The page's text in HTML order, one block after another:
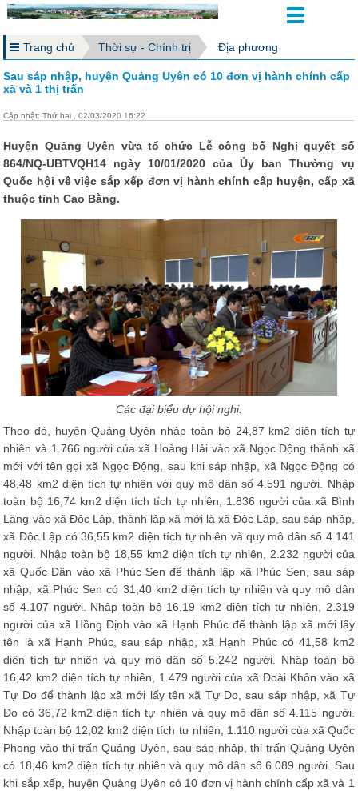
Trang chủ Thời sự - Chính trị Địa phương
Sau sáp nhập, huyện Quảng Uyên có 10 đơn vị hành chính cấp
xã và 1 thị trấn
Cập nhật: Thứ hai , 02/03/2020 16:22
Huyện Quảng Uyên vừa tổ chức Lễ công bố Nghị quyết số
864/NQ-UBTVQH14 ngày 10/01/2020 của Ủy ban Thường vụ
Quốc hội về việc sắp xếp đơn vị hành chính cấp huyện, cấp xã
thuộc tỉnh Cao Bằng.
Các đại biểu dự hội nghị.
Theo đó, huyện Quảng Uyên nhập toàn bộ 24,87 km2 diện tích tự
nhiên và 1.766 người của xã Hoàng Hải vào xã Ngọc Động thành xã
mới với tên gọi xã Ngọc Động, sau khi sáp nhập, xã Ngọc Động có
48,48 km2 diện tích tự nhiên với quy mô dân số 4.591 người. Nhập
toàn bộ 16,74 km2 diện tích tích tự nhiên, 1.836 người của xã Bình
Lăng vào xã Độc Lập, thành lập xã mới là xã Độc Lập, sau sáp nhập,
xã Độc Lập có 36,55 km2 diện tích tự nhiên và quy mô dân số 4.141
người. Nhập toàn bộ 18,55 km2 diện tích tự nhiên, 2.232 người của
xã Quốc Dân vào xã Phúc Sen để thành lập xã Phúc Sen, sau sáp
nhập, xã Phúc Sen có 31,40 km2 diện tích tự nhiên và quy mô dân
số 4.107 người. Nhập toàn bộ 16,19 km2 diện tích tự nhiên, 2.319
người của xã Hồng Định vào xã Hạnh Phúc để thành lập xã mới lấy
tên là xã Hạnh Phúc, sau sáp nhập, xã Hạnh Phúc có 41,58 km2
diện tích tự nhiên và quy mô dân số 5.242 người. Nhập toàn bộ
16,42 km2 diện tích tự nhiên, 1.479 người của xã Đoài Khôn vào xã
Tự Do để thành lập xã mới lấy tên xã Tự Do, sau sáp nhập, xã Tự
Do có 36,72 km2 diện tích tự nhiên và quy mô dân số 4.115 người.
Nhập toàn bộ 12,02 km2 diện tích tự nhiên, 1.110 người của xã Quốc
Phong vào thị trấn Quảng Uyên, sau sáp nhập, thị trấn Quảng Uyên
có 18,46 km2 diện tích tự nhiên và quy mô dân số 6.089 người. Sau
khi sắp xếp, huyện Quảng Uyên có 10 đơn vị hành chính cấp xã và 1